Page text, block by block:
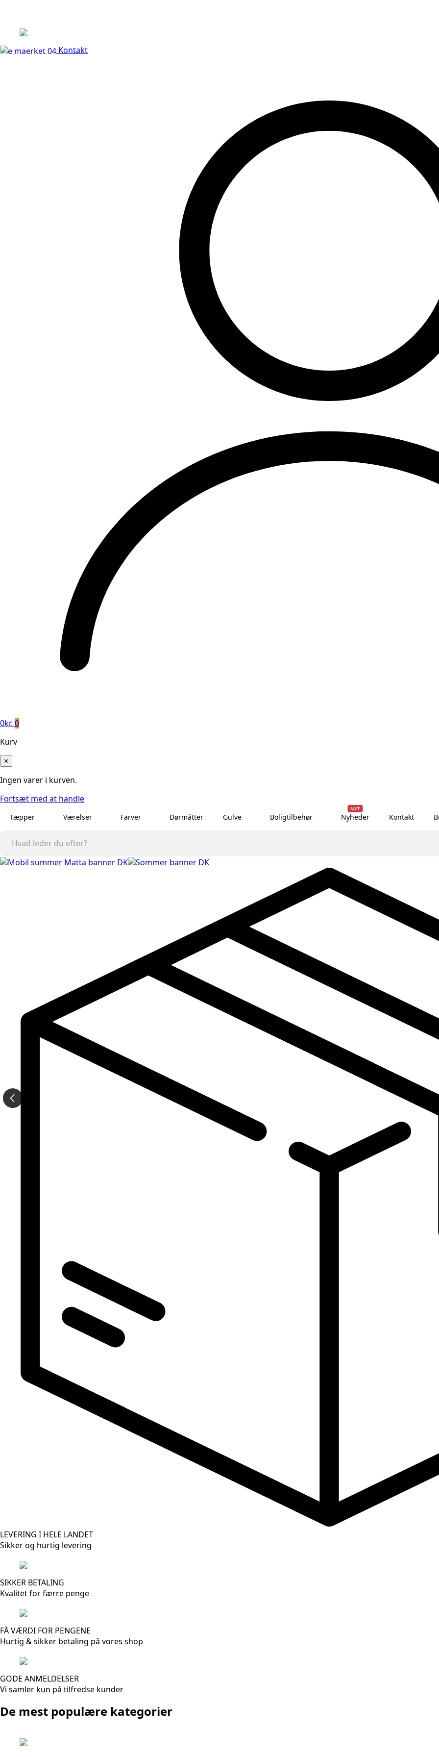
Kontakt
0kr. 0
Kurv
×
Ingen varer i kurven.
Fortsæt med at handle
Tæpper Værelser Farver Dørmåtter Gulve Boligtilbehør Nyheder
NYT
Kontakt
LEVERING I HELE LANDET
Sikker og hurtig levering
SIKKER BETALING
Kvalitet for færre penge
FÅ VÆRDI FOR PENGENE
Hurtig & sikker betaling på vores shop
GODE ANMELDELSER
Vi samler kun på tilfredse kunder
De mest populære kategorier